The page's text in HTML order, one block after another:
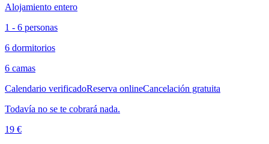
Alojamiento entero
1 - 6 personas
6 dormitorios
6 camas
Calendario verificadoReserva onlineCancelación gratuita
Todavía no se te cobrará nada.
19 €